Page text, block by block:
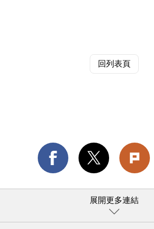
回列表頁
展開更多連結